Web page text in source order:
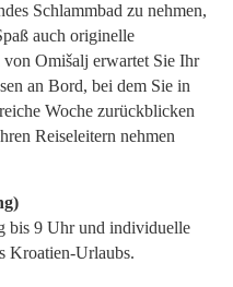
Schlammbad zu nehmen,
auch originelle
Omišalj erwartet Sie Ihr
an Bord, bei dem Sie in
Woche zurückblicken
Reiseleitern nehmen
bis 9 Uhr und individuelle
Kroatien-Urlaubs.